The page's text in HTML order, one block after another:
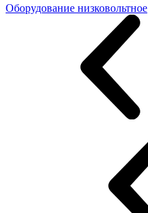
Оборудование низковольтное